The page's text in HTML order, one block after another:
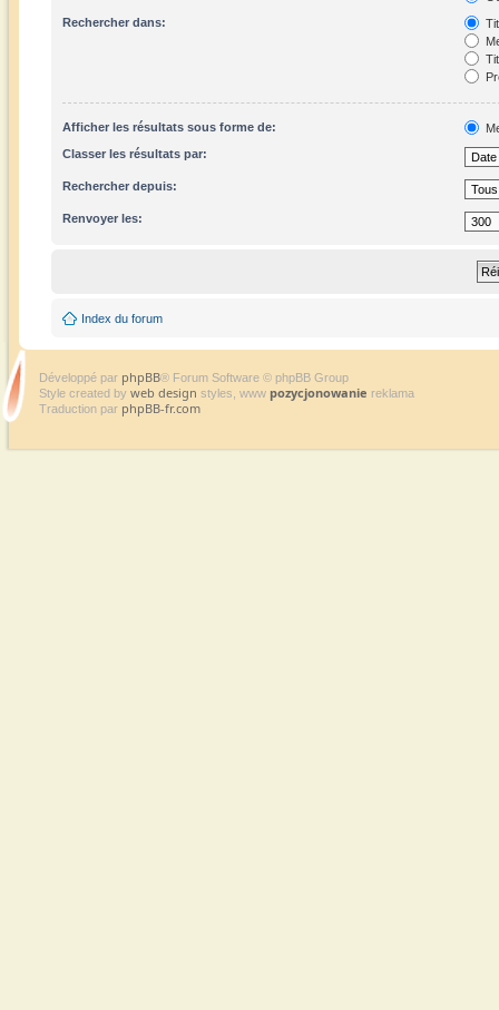
Rechercher dans:
Afficher les résultats sous forme de:
Classer les résultats par:
Rechercher depuis:
Renvoyer les:
Index du forum
Développé par phpBB® Forum Software © phpBB Group
Style created by web design styles, www pozycjonowanie reklama
Traduction par phpBB-fr.com